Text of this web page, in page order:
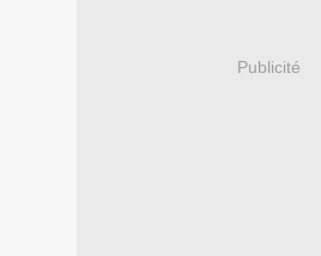
Publicité